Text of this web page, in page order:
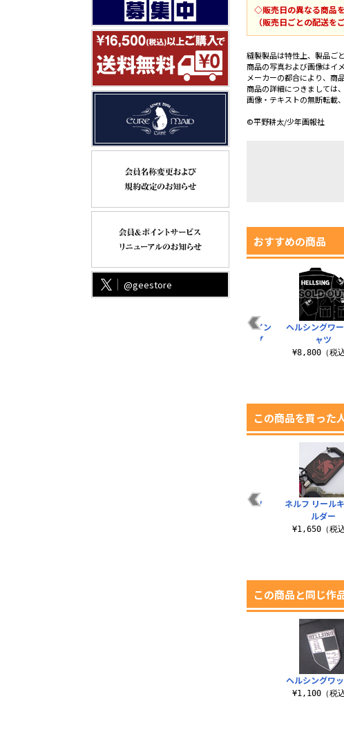
@geestore
◇販売日の異なる商品
（販売日ごとの配送
縫製製品は特性上、製品ご
商品の写真および画像はイ
メーカーの都合により、商
商品の詳細につきましては
画像・テキストの無断転載
©平野耕太/少年画報社
おすすめの商品
ヤン・バレンタイン
ニットキャップ
ヘルシングワ
ャツ
¥8,800（税込
この商品を買った
纏流子Tシャツ
ネルフ リール
ルダー
¥1,650（税込
この商品と同じ作
ヘルシングワ
¥1,100（税込